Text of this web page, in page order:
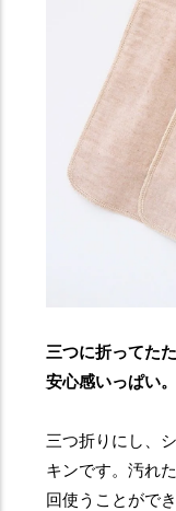
三つに折ってた
安心感いっぱい
三つ折りにし、
キンです。汚れ
回使うことがで